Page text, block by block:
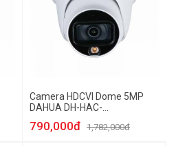
Camera HDCVI Dome 5MP
DAHUA DH-HAC-
790,000đ 1,782,000đ